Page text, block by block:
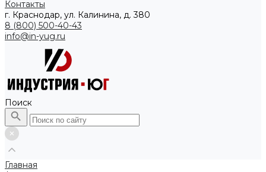
Контакты
г. Краснодар, ул. Калинина, д. 380
8 (800) 500-40-43
info@in-yug.ru
Поиск
Главная